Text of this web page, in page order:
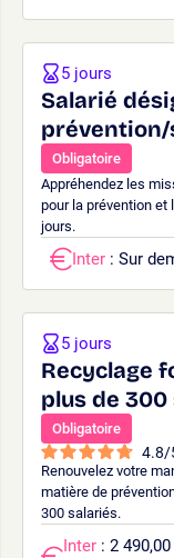
Salarié
prévention/
Obligatoire
Appréhendez les
pour la prévention et
jours.
5 jours
Inter : Sur
Recyclage
plus de 300
Obligatoire
4.8/
Renouvelez votre
matière de
300 salariés.
5 jours
Inter : 2